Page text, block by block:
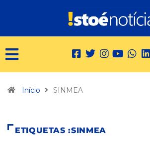
Início SINMEA
ETIQUETAS :SINMEA